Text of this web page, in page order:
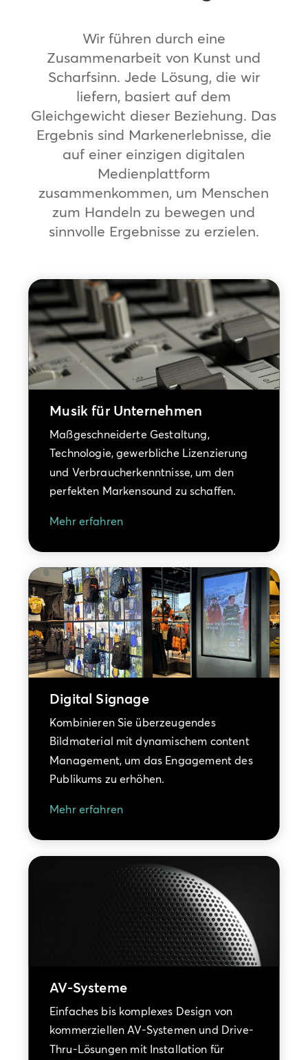
Wir führen durch eine
Zusammenarbeit von Kunst und
Scharfsinn. Jede Lösung, die wir
liefern, basiert auf dem
Gleichgewicht dieser Beziehung. Das
Ergebnis sind Markenerlebnisse, die
auf einer einzigen digitalen
Medienplattform
zusammenkommen, um Menschen
zum Handeln zu bewegen und
sinnvolle Ergebnisse zu erzielen.
Musik für Unternehmen
Maßgeschneiderte Gestaltung,
Technologie, gewerbliche Lizenzierung
und Verbraucherkenntnisse, um den
perfekten Markensound zu schaffen.
Mehr erfahren
Digital Signage
Kombinieren Sie überzeugendes
Bildmaterial mit dynamischem content
Management, um das Engagement des
Publikums zu erhöhen.
Mehr erfahren
AV-Systeme
Einfaches bis komplexes Design von
kommerziellen AV-Systemen und Drive-
Thru-Lösungen mit Installation für